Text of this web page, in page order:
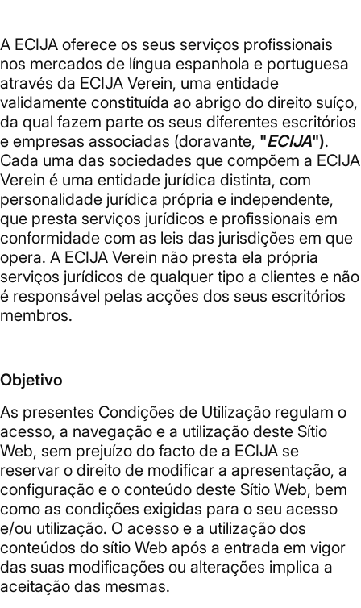
A ECIJA oferece os seus serviços profissionais
nos mercados de língua espanhola e portuguesa
através da ECIJA Verein, uma entidade
validamente constituída ao abrigo do direito suíço,
da qual fazem parte os seus diferentes escritórios
e empresas associadas (doravante, "ECIJA").
Cada uma das sociedades que compõem a ECIJA
Verein é uma entidade jurídica distinta, com
personalidade jurídica própria e independente,
que presta serviços jurídicos e profissionais em
conformidade com as leis das jurisdições em que
opera. A ECIJA Verein não presta ela própria
serviços jurídicos de qualquer tipo a clientes e não
é responsável pelas acções dos seus escritórios
membros.
Objetivo
As presentes Condições de Utilização regulam o
acesso, a navegação e a utilização deste Sítio
Web, sem prejuízo do facto de a ECIJA se
reservar o direito de modificar a apresentação, a
configuração e o conteúdo deste Sítio Web, bem
como as condições exigidas para o seu acesso
e/ou utilização. O acesso e a utilização dos
conteúdos do sítio Web após a entrada em vigor
das suas modificações ou alterações implica a
aceitação das mesmas.